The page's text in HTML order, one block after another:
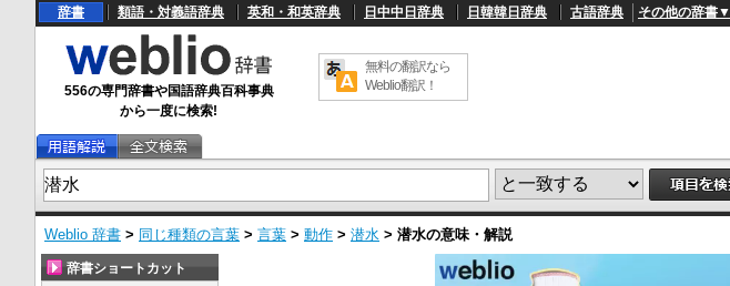
辞書 類語・対義語辞典 英和・和英辞典 日中中日辞典 日韓韓日辞典 古語辞典 その他の辞書▼
556の専門辞書や国語辞典百科事典
から一度に検索!
無料の翻訳なら
Weblio翻訳！
Weblio 辞書 > 同じ種類の言葉 > 言葉 > 動作 > 潜水 > 潜水の意味・解説
辞書ショートカット